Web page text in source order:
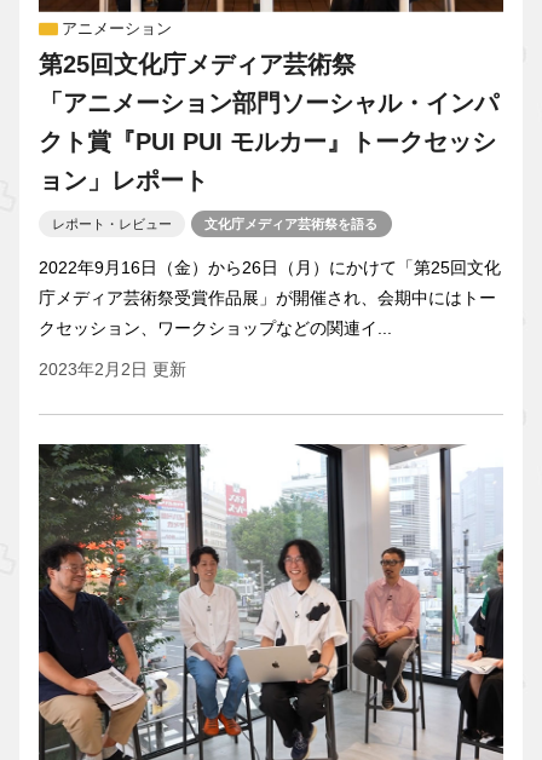
アニメーション
第25回文化庁メディア芸術祭
「アニメーション部門ソーシャル・インパ
クト賞『PUI PUI モルカー』トークセッシ
ョン」レポート
レポート・レビュー 文化庁メディア芸術祭を語る
2022年9月16日（金）から26日（月）にかけて「第25回文化
庁メディア芸術祭受賞作品展」が開催され、会期中にはトー
クセッション、ワークショップなどの関連イ...
2023年2月2日 更新